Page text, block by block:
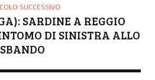
SUCCESSIVO
SARDINE A REGGIO
DI SINISTRA ALLO
SBANDO